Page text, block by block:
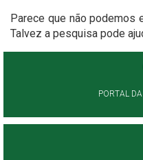
Parece que não podemos
Talvez a pesquisa pode
PORTAL